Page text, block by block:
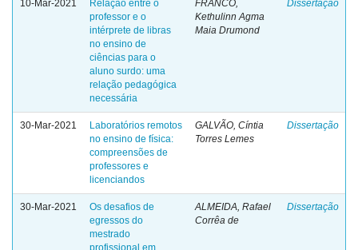
10-Mar-2021
Relação entre o
professor e o
intérprete de libras
no ensino de
ciências para o
aluno surdo: uma
relação pedagógica
necessária
FRANCO,
Kethulinn Agma
Maia Drumond
Dissertação
30-Mar-2021
Laboratórios remotos
no ensino de física:
compreensões de
professores e
licenciandos
GALVÃO, Cíntia
Torres Lemes
Dissertação
30-Mar-2021
Os desafios de
egressos do
mestrado
profissional em
ALMEIDA, Rafael
Corrêa de
Dissertação